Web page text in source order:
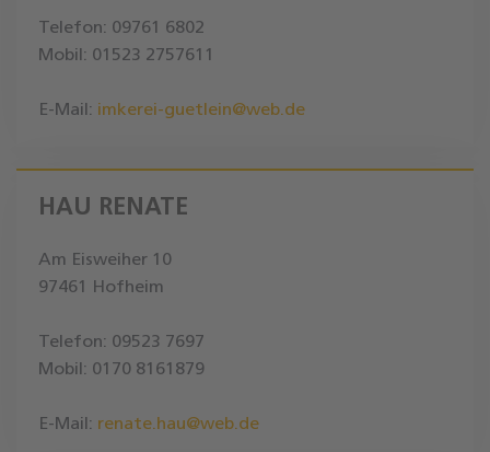
Telefon: 09761 6802
Mobil: 01523 2757611
E-Mail: imkerei-guetlein@web.de
HAU RENATE
Am Eisweiher 10
97461 Hofheim
Telefon: 09523 7697
Mobil: 0170 8161879
E-Mail: renate.hau@web.de